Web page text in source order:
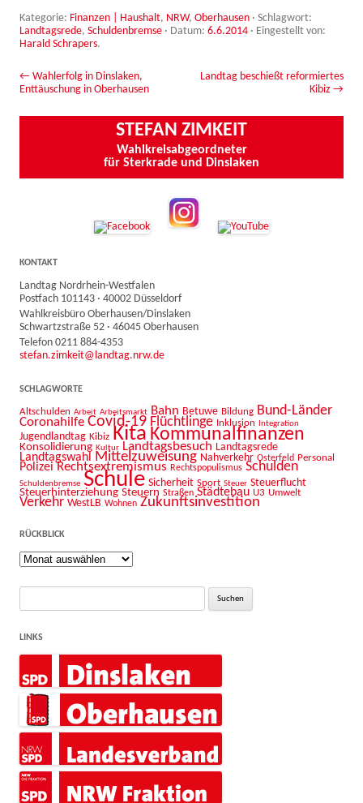
Kategorie: Finanzen | Haushalt, NRW, Oberhausen · Schlagwort:
Landtagsrede, Schuldenbremse · Datum: 6.6.2014 · Eingestellt von:
Harald Schrapers.
Beitrags-Navigation
← Wahlerfolg in Dinslaken,
Enttäuschung in Oberhausen
Landtag beschießt reformiertes
Kibiz →
STEFAN ZIMKEIT
Wahlkreisabgeordneter
für Sterkrade und Dinslaken
KONTAKT
Landtag Nordrhein-Westfalen
Postfach 101143 · 40002 Düsseldorf
Wahlkreisbüro Oberhausen/Dinslaken
Schwartzstraße 52 · 46045 Oberhausen
Telefon 0211 884-4353
stefan.zimkeit@landtag.nrw.de
SCHLAGWORTE
Altschulden Arbeit Arbeitsmarkt Bahn Betuwe Bildung Bund-Länder
Coronahilfe Covid-19 Flüchtlinge Inklusion Integration
Jugendlandtag Kibiz Kita Kommunalfinanzen
Konsolidierung Kultur Landtagsbesuch Landtagsrede
Landtagswahl Mittelzuweisung Nahverkehr Osterfeld Personal
Polizei Rechtsextremismus Rechtspopulismus Schulden
Schuldenbremse Schule Sicherheit Sport Steuer Steuerflucht
Steuerhinterziehung Steuern Straßen Städtebau U3 Umwelt
Verkehr WestLB Wohnen Zukunftsinvestition
RÜCKBLICK
Rückblick
Suche
LINKS